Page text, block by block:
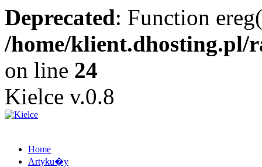
Deprecated: Function
/home/klient.dhosting.pl/
on line 24
Kielce v.0.8
Home
Artyku�y